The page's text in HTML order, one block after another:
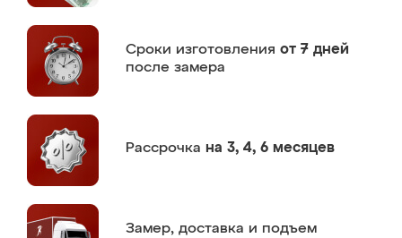
Сроки изготовления от 7 дней
после замера
Рассрочка на 3, 4, 6 месяцев
Замер, доставка и подъем